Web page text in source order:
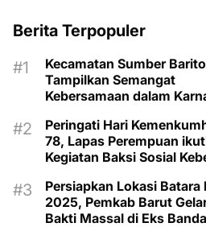
Berita Terpopuler
Kecamatan Sumber Barito
Tampilkan Semangat
Kebersamaan dalam
Peringati Hari
78, Lapas Perempuan
Kegiatan Baksi Sosial
Persiapkan Lokasi Batara
2025, Pemkab Barut
Bakti Massal di Eks